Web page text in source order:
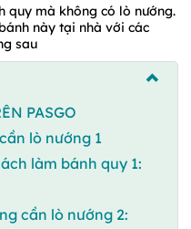
quy mà không có lò nướng.
này tại nhà với các
sau
PASGO
lò nướng 1
làm bánh quy 1:
cần lò nướng 2: